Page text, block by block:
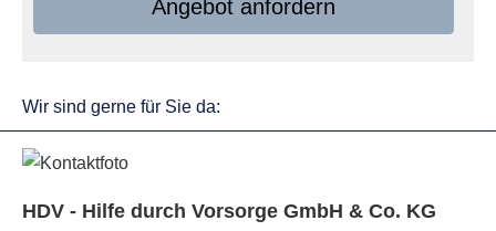
An­ge­bot an­for­dern
Wir sind gerne für Sie da:
HDV - Hilfe durch Vorsorge GmbH & Co. KG